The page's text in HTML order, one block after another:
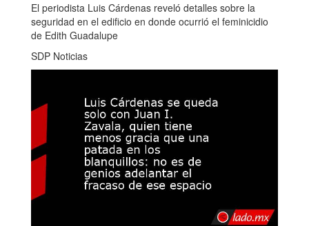
El periodista Luis Cárdenas reveló detalles sobre la
seguridad en el edificio en donde ocurrió el feminicidio
de Edith Guadalupe
SDP Noticias